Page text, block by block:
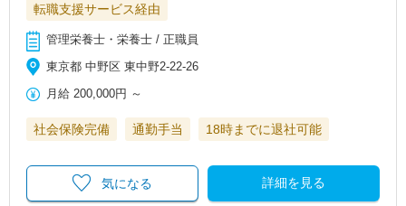
転職支援サービス経由
管理栄養士・栄養士 / 正職員
東京都 中野区 東中野2-22-26
月給 200,000円 ～
社会保険完備 通勤手当 18時までに退社可能
詳細を見る
気になる